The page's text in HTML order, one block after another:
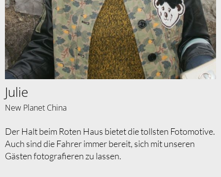
Julie
New Planet China
Der Halt beim Roten Haus bietet die tollsten Fotomotive.
Auch sind die Fahrer immer bereit, sich mit unseren
Gästen fotografieren zu lassen.